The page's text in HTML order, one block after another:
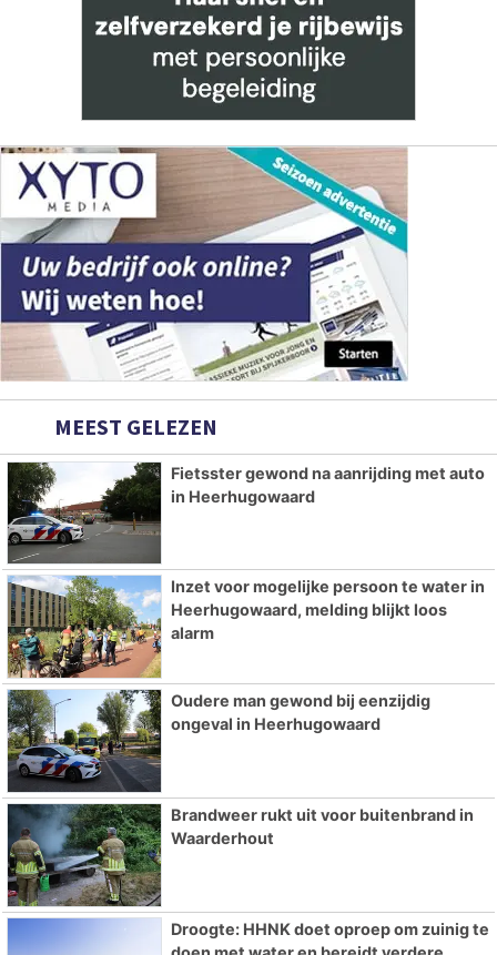
MEEST GELEZEN
Fietsster gewond na aanrijding met auto
in Heerhugowaard
Inzet voor mogelijke persoon te water in
Heerhugowaard, melding blijkt loos
alarm
Oudere man gewond bij eenzijdig
ongeval in Heerhugowaard
Brandweer rukt uit voor buitenbrand in
Waarderhout
Droogte: HHNK doet oproep om zuinig te